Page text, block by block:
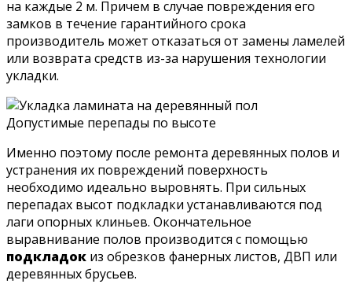
на каждые 2 м. Причем в случае повреждения его
замков в течение гарантийного срока
производитель может отказаться от замены ламелей
или возврата средств из-за нарушения технологии
укладки.
Допустимые перепады по высоте
Именно поэтому после ремонта деревянных полов и
устранения их повреждений поверхность
необходимо идеально выровнять. При сильных
перепадах высот подкладки устанавливаются под
лаги опорных клиньев. Окончательное
выравнивание полов производится с помощью
подкладок из обрезков фанерных листов, ДВП или
деревянных брусьев.